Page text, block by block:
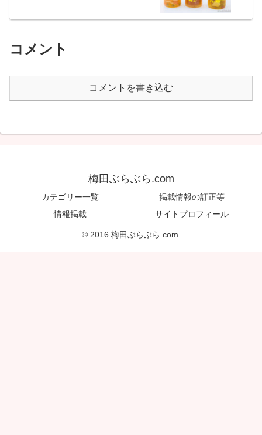
コメント
コメントを書き込む
梅田ぶらぶら.com
カテゴリー一覧
掲載情報の訂正等
情報掲載
サイトプロフィール
© 2016 梅田ぶらぶら.com.